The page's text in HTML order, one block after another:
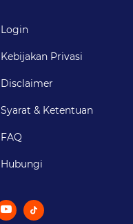
Login
Kebijakan Privasi
Disclaimer
Syarat & Ketentuan
FAQ
Hubungi